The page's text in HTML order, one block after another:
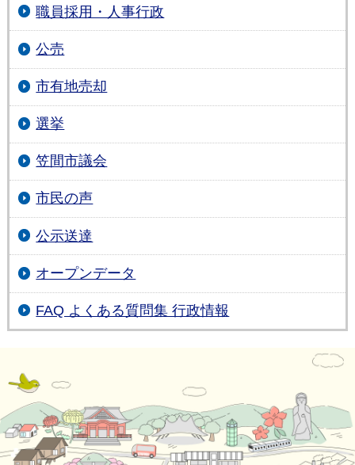
職員採用・人事行政
公売
市有地売却
選挙
笠間市議会
市民の声
公示送達
オープンデータ
FAQ よくある質問集 行政情報